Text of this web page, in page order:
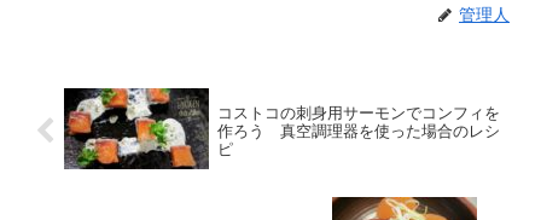
管理人
コストコの刺身用サーモンでコンフィを
作ろう 真空調理器を使った場合のレシ
ピ